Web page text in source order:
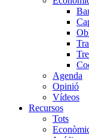
Agenda
Opinió
Vídeos
Recursos
Tots